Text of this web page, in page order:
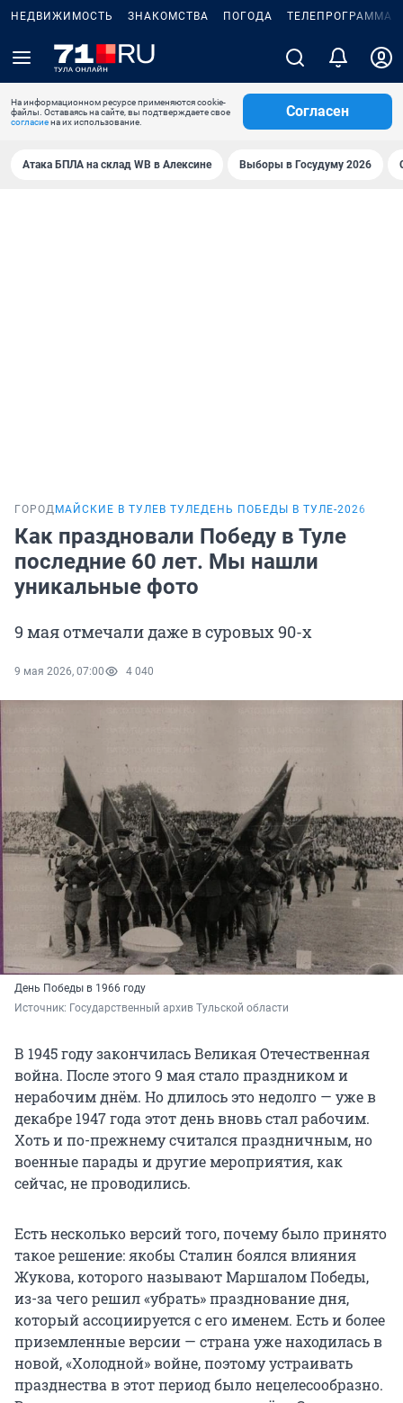
НЕДВИЖИМОСТЬ ЗНАКОМСТВА ПОГОДА ТЕЛЕПРОГРАММА
На информационном ресурсе применяются cookie-
файлы. Оставаясь на сайте, вы подтверждаете свое
согласиена их использование.
Согласен
Атака БПЛА на склад WB в Алексине Выборы в Госудуму 2026
ГОРОД МАЙСКИЕ В ТУЛЕ В ТУЛЕДЕНЬ ПОБЕДЫ В ТУЛЕ-2026
Как праздновали Победу в Туле
последние 60 лет. Мы нашли
уникальные фото
9 мая отмечали даже в суровых 90-х
9 мая 2026, 07:00 4 040
День Победы в 1966 году
Источник: Государственный архив Тульской области
В 1945 году закончилась Великая Отечественная
война. После этого 9 мая стало праздником и
нерабочим днём. Но длилось это недолго — уже в
декабре 1947 года этот день вновь стал рабочим.
Хоть и по-прежнему считался праздничным, но
военные парады и другие мероприятия, как
сейчас, не проводились.
Есть несколько версий того, почему было принято
такое решение: якобы Сталин боялся влияния
Жукова, которого называют Маршалом Победы,
из-за чего решил «убрать» празднование дня,
который ассоциируется с его именем. Есть и более
приземленные версии — страна уже находилась в
новой, «Холодной» войне, поэтому устраивать
празднества в этот период было нецелесообразно.